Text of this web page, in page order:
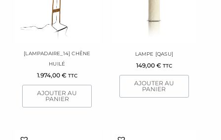
[LAMPADAIRE_14] CHÊNE
HUILÉ
1.974,00 € TTC
AJOUTER AU
PANIER
LAMPE [QASU]
149,00 € TTC
AJOUTER AU
PANIER